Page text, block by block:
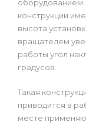
конструкции
высота
вращателем
работы угол
градусов.
Такая
приводится в
месте